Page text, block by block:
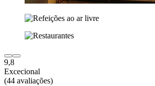
9,8
Excecional
(44 avaliações)